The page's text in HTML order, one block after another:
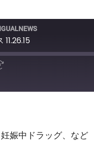
娠中ドラッグ、など